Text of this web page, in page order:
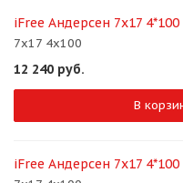
iFree Андерсен 7x17
7x17 4x100
12 240 руб.
В
iFree Андерсен 7x17